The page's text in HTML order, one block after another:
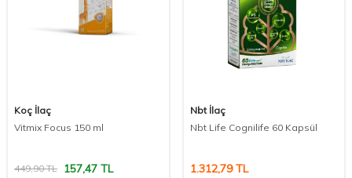
Koç İlaç
Vitmix Focus 150 ml
449,90TL 157,47 TL
Nbt İlaç
Nbt Life Cognilife 60 Kapsül
1.312,79TL